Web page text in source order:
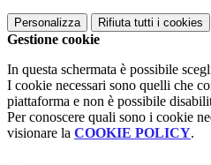
Personalizza Rifiuta tutti i cookies
Gestione cookie
In questa schermata è possibile
I cookie necessari sono quelli che
piattaforma e non è possibile
Per conoscere quali sono i cookie
visionare la COOKIE POLICY.